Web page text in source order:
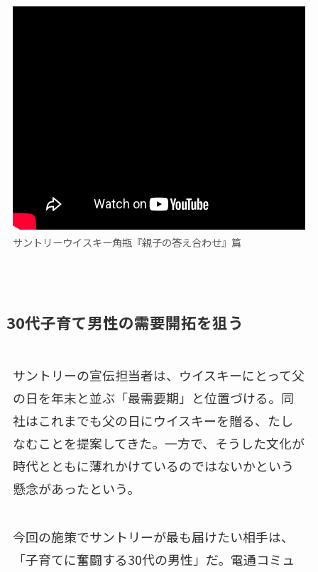
サントリーウイスキー角瓶『親子の答え合わせ』篇
30代子育て男性の需要開拓を狙う
サントリーの宣伝担当者は、ウイスキーにとって父
の日を年末と並ぶ「最需要期」と位置づける。同
社はこれまでも父の日にウイスキーを贈る、たし
なむことを提案してきた。一方で、そうした文化が
時代とともに薄れかけているのではないかという
懸念があったという。
今回の施策でサントリーが最も届けたい相手は、
「子育てに奮闘する30代の男性」だ。電通コミュ